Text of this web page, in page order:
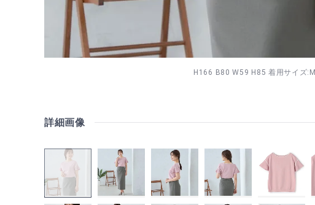
H166 B80 W59 H85 着用サイズ:M
詳細画像